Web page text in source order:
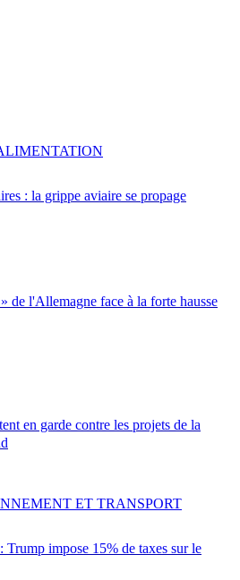
: la grippe aviaire se propage
de l'Allemagne face à la forte hausse
en garde contre les projets de la
Trump impose 15% de taxes sur le
ET TRANSPORT